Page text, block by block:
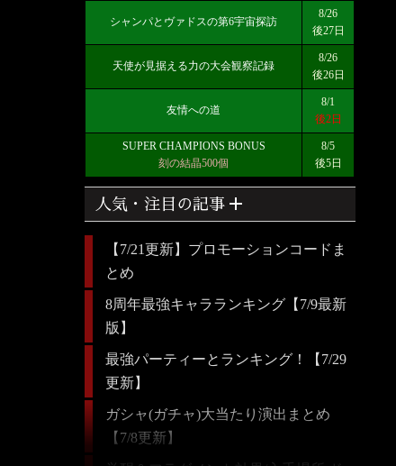
シャンパとヴァドスの第6宇宙探訪
8/26
後27日
天使が見据える力の大会観察記録
8/26
後26日
友情への道
8/1
後2日
SUPER CHAMPIONS BONUS
刻の結晶500個
8/5
後5日
人気・注目の記事 add
【7/21更新】プロモーションコードま
とめ
8周年最強キャラランキング【7/9最新
版】
最強パーティーとランキング！【7/29
更新】
ガシャ(ガチャ)大当たり演出まとめ
【7/8更新】